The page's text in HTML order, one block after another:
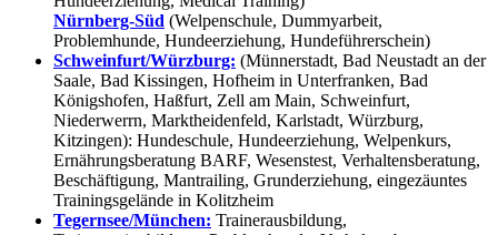
Nürnberg-Süd (Welpenschule, Dummyarbeit,
Problemhunde, Hundeerziehung, Hundeführerschein)
Schweinfurt/Würzburg: (Münnerstadt, Bad Neustadt an der
Saale, Bad Kissingen, Hofheim in Unterfranken, Bad
Königshofen, Haßfurt, Zell am Main, Schweinfurt,
Niederwerrn, Marktheidenfeld, Karlstadt, Würzburg,
Kitzingen): Hundeschule, Hundeerziehung, Welpenkurs,
Ernährungsberatung BARF, Wesenstest, Verhaltensberatung,
Beschäftigung, Mantrailing, Grunderziehung, eingezäuntes
Trainingsgelände in Kolitzheim
Tegernsee/München: Trainerausbildung,